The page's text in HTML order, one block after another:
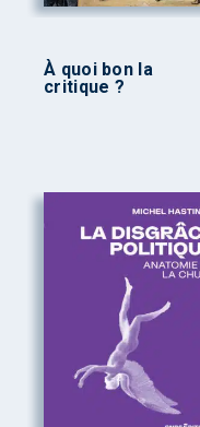
À quoi bon la
critique ?